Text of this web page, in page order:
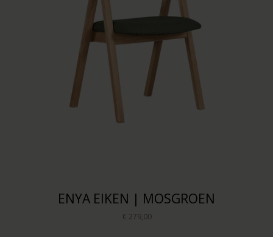
ENYA EIKEN | MOSGROEN
€ 279,00